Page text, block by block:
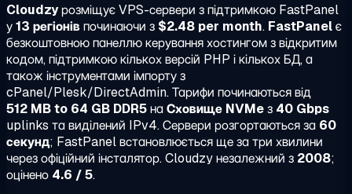
Cloudzyрозміщує VPS-сервери з підтримкою FastPanel
у13 регіонівпочинаючи з $2.48 per month. FastPanelє
безкоштовною панеллю керування хостингом з відкритим
кодом, підтримкою кількох версій PHP і кількох БД, а
також інструментами імпорту з
cPanel/Plesk/DirectAdmin. Тарифи починаються від
512 MB to 64 GB DDR5наСховище NVMeз 40 Gbps
uplinks та виділений IPv4. Сервери розгортаються за 60
секунд; FastPanel встановлюється ще за три хвилини
через офіційний інсталятор. Cloudzy незалежний з 2008;
оцінено 4.6 / 5.